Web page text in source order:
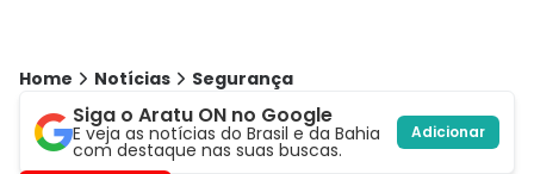
Home Notícias Segurança
Siga o Aratu ON no Google
E veja as notícias do Brasil e da Bahia
com destaque nas suas buscas.
Adicionar